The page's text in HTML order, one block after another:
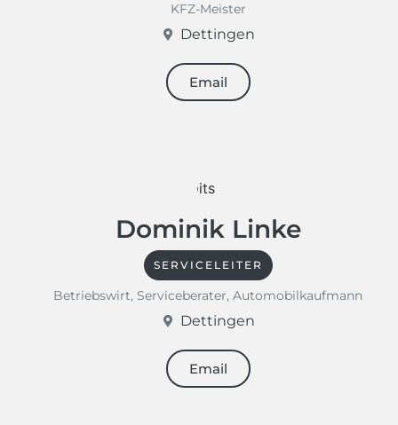
KFZ-Meister
Dettingen
Email
Dominik Linke
SERVICELEITER
Betriebswirt, Serviceberater, Automobilkaufmann
Dettingen
Email